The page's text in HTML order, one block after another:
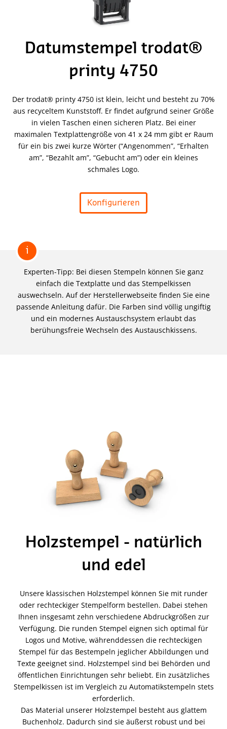
Datumstempel trodat®
printy 4750
Der trodat® printy 4750 ist klein, leicht und besteht zu 70%
aus recyceltem Kunststoff. Er findet aufgrund seiner Größe
in vielen Taschen einen sicheren Platz. Bei einer
maximalen Textplattengröße von 41 x 24 mm gibt er Raum
für ein bis zwei kurze Wörter (“Angenommen”, “Erhalten
am”, “Bezahlt am”, “Gebucht am”) oder ein kleines
schmales Logo.
Konfigurieren
i
Experten-Tipp: Bei diesen Stempeln können Sie ganz
einfach die Textplatte und das Stempelkissen
auswechseln. Auf der Herstellerwebseite finden Sie eine
passende Anleitung dafür. Die Farben sind völlig ungiftig
und ein modernes Austauschsystem erlaubt das
berühungsfreie Wechseln des Austauschkissens.
Holzstempel - natürlich
und edel
Unsere klassischen Holzstempel können Sie mit runder
oder rechteckiger Stempelform bestellen. Dabei stehen
Ihnen insgesamt zehn verschiedene Abdruckgrößen zur
Verfügung. Die runden Stempel eignen sich optimal für
Logos und Motive, währenddessen die rechteckigen
Stempel für das Bestempeln jeglicher Abbildungen und
Texte geeignet sind. Holzstempel sind bei Behörden und
öffentlichen Einrichtungen sehr beliebt. Ein zusätzliches
Stempelkissen ist im Vergleich zu Automatikstempeln stets
erforderlich.
Das Material unserer Holzstempel besteht aus glattem
Buchenholz. Dadurch sind sie äußerst robust und bei